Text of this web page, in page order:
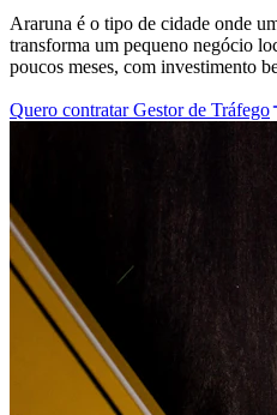
Araruna é o tipo de cidade onde
transforma um pequeno negócio
poucos meses, com investimento
Quero contratar Gestor de Tráfego